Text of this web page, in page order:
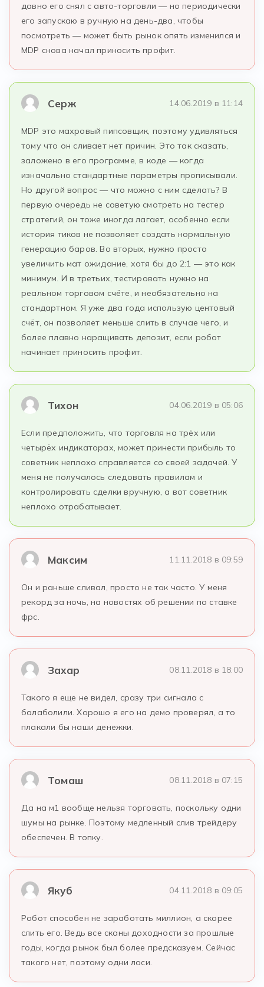
давно его снял с авто-торговли — но периодически
его запускаю в ручную на день-два, чтобы
посмотреть — может быть рынок опять изменился и
MDP снова начал приносить профит.
Серж 14.06.2019 в 11:14
MDP это махровый пипсовщик, поэтому удивляться
тому что он сливает нет причин. Это так сказать,
заложено в его программе, в коде — когда
изначально стандартные параметры прописывали.
Но другой вопрос — что можно с ним сделать? В
первую очередь не советую смотреть на тестер
стратегий, он тоже иногда лагает, особенно если
история тиков не позволяет создать нормальную
генерацию баров. Во вторых, нужно просто
увеличить мат ожидание, хотя бы до 2:1 — это как
минимум. И в третьих, тестировать нужно на
реальном торговом счёте, и необязательно на
стандартном. Я уже два года использую центовый
счёт, он позволяет меньше слить в случае чего, и
более плавно наращивать депозит, если робот
начинает приносить профит.
Тихон 04.06.2019 в 05:06
Если предположить, что торговля на трёх или
четырёх индикаторах, может принести прибыль то
советник неплохо справляется со своей задачей. У
меня не получалось следовать правилам и
контролировать сделки вручную, а вот советник
неплохо отрабатывает.
Максим 11.11.2018 в 09:59
Он и раньше сливал, просто не так часто. У меня
рекорд за ночь, на новостях об решении по ставке
фрс.
Захар 08.11.2018 в 18:00
Такого я еще не видел, сразу три сигнала с
балаболили. Хорошо я его на демо проверял, а то
плакали бы наши денежки.
Томаш 08.11.2018 в 07:15
Да на м1 вообще нельзя торговать, поскольку одни
шумы на рынке. Поэтому медленный слив трейдеру
обеспечен. В топку.
Якуб 04.11.2018 в 09:05
Робот способен не заработать миллион, а скорее
слить его. Ведь все сканы доходности за прошлые
годы, когда рынок был более предсказуем. Сейчас
такого нет, поэтому одни лоси.